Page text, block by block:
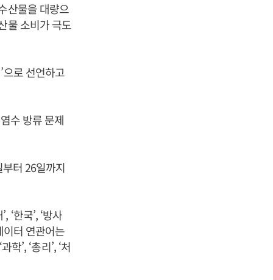
산물을 대량으
물 소비가 극도
으로 선언하고
수 방류 문제
터 26일까지
‘한국’, ‘방사
이터 연관어는
학’, ‘총리’, ‘처